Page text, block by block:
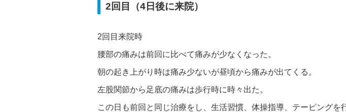
2回目（4日後に来院）
2回目来院時
腰部の痛みは前回に比べて痛みが少なくなった。
朝の起き上がり時は痛み少ないが昼頃から痛みが出てくる。
左股関節から足底の痛みは歩行時に時々出た。
この日も前回と同じ治療をし、生活習慣、体操指導、テーピングを